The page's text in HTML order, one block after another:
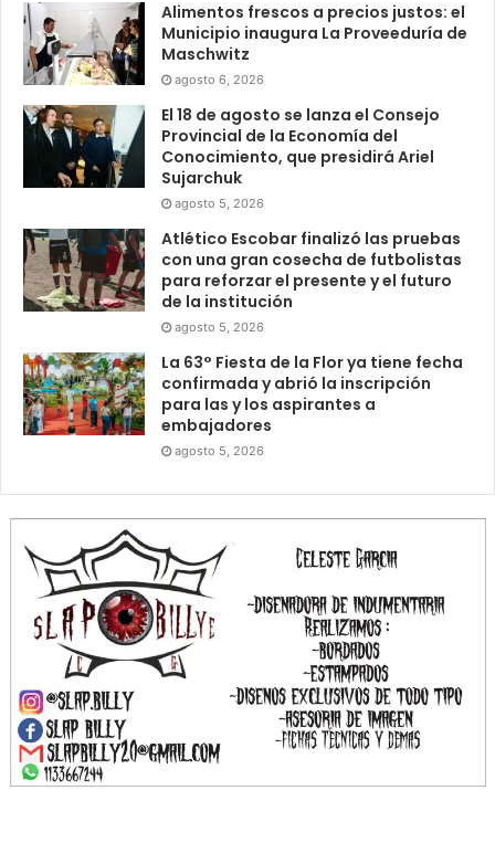
Alimentos frescos a precios justos: el
Municipio inaugura La Proveeduría de
Maschwitz
agosto 6, 2026
El 18 de agosto se lanza el Consejo
Provincial de la Economía del
Conocimiento, que presidirá Ariel
Sujarchuk
agosto 5, 2026
Atlético Escobar finalizó las pruebas
con una gran cosecha de futbolistas
para reforzar el presente y el futuro
de la institución
agosto 5, 2026
La 63° Fiesta de la Flor ya tiene fecha
confirmada y abrió la inscripción
para las y los aspirantes a
embajadores
agosto 5, 2026